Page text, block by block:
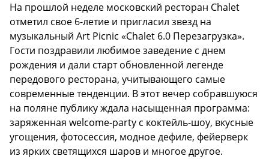
На прошлой неделе московский ресторан Chalet
отметил свое 6-летие и пригласил звезд на
музыкальный Art Picnic «Chalet 6.0 Перезагрузка».
Гости поздравили любимое заведение с днем
рождения и дали старт обновленной легенде
передового ресторана, учитывающего самые
современные тенденции. В этот вечер собравшуюся
на поляне публику ждала насыщенная программа:
заряженная welcome-party с коктейль-шоу, вкусные
угощения, фотосессия, модное дефиле, фейерверк
из ярких светящихся шаров и многое другое.